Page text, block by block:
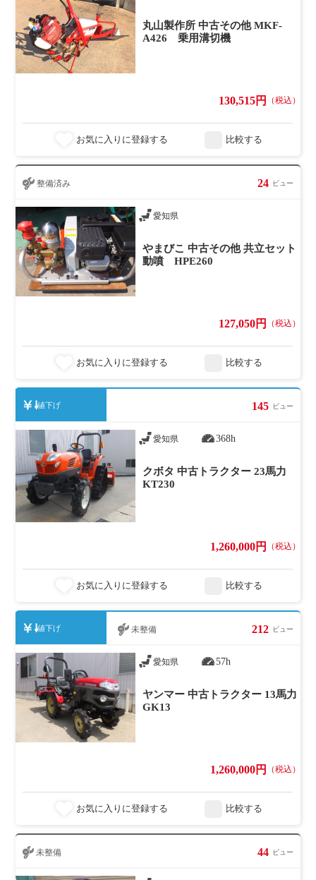
丸山製作所 中古その他 MKF-
A426 乗用溝切機
130,515円 （税込）
お気に入りに登録する 比較する
整備済み 24 ビュー
愛知県
やまびこ 中古その他 共立セット
動噴 HPE260
127,050円 （税込）
お気に入りに登録する 比較する
値下げ 145 ビュー
愛知県 368h
クボタ 中古トラクター 23馬力
KT230
1,260,000円 （税込）
お気に入りに登録する 比較する
値下げ 未整備 212 ビュー
愛知県 57h
ヤンマー 中古トラクター 13馬力
GK13
1,260,000円 （税込）
お気に入りに登録する 比較する
未整備 44 ビュー